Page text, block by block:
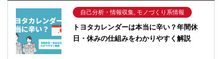
自己分析・情報収集, モノづくり系情報
トヨタカレンダーは本当に辛い？年間休
日・休みの仕組みをわかりやすく解説